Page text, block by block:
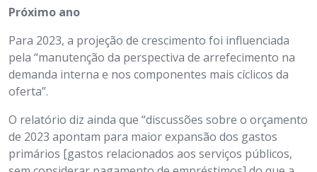
Próximo ano
Para 2023, a projeção de crescimento foi influenciada
pela “manutenção da perspectiva de arrefecimento na
demanda interna e nos componentes mais cíclicos da
oferta”.
O relatório diz ainda que “discussões sobre o orçamento
de 2023 apontam para maior expansão dos gastos
primários [gastos relacionados aos serviços públicos,